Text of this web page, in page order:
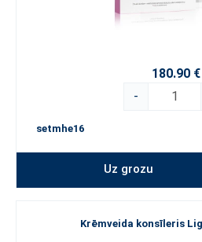
180.90 €
-
setmhe16
Uz grozu
Krēmveida konsīleris